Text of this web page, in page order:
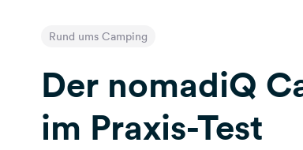
Rund ums Camping
Der nomadiQ
im Praxis-Test